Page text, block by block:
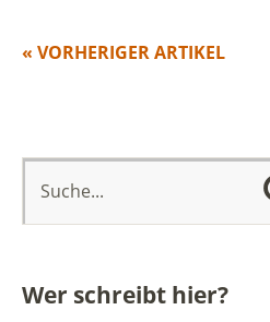
« VORHERIGER ARTIKEL
Wer schreibt hier?